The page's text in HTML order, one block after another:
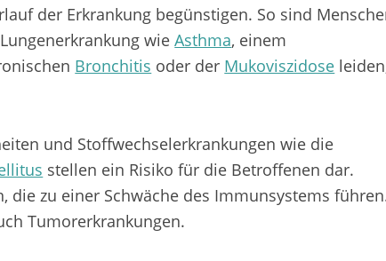
der Erkrankung begünstigen. So sind
wieAsthma, einem
Bronchitis oder der Mukoviszidose
und Stoffwechselerkrankungen wie die
stellen ein Risiko für die Betroffenen dar.
die zu einer Schwäche des Immunsystems
Tumorerkrankungen.